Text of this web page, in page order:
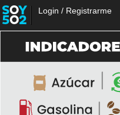
Login / Registrarme